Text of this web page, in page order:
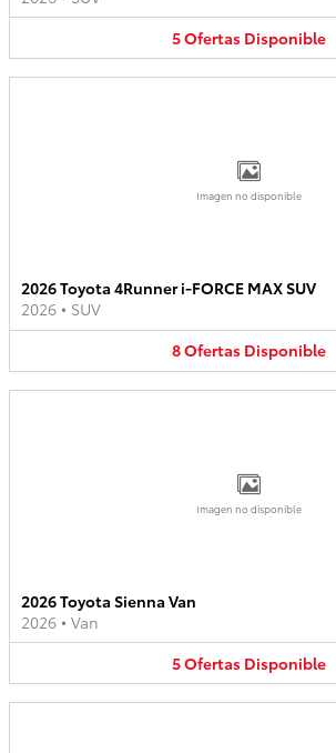
5Ofertas Disponible
Imagen no disponible
2026 Toyota 4Runner i-FORCE MAX SUV
2026 • SUV
8Ofertas Disponible
Imagen no disponible
2026 Toyota Sienna Van
2026 • Van
5Ofertas Disponible